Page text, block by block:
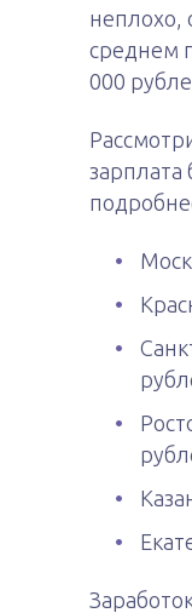
неплохо,
среднем
000
зарплата